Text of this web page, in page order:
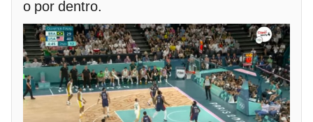
o por dentro.